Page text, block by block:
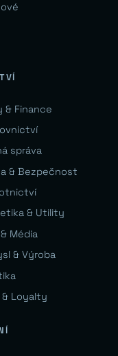
& Finance
správa
& Bezpečnost
& Utility
Média
& Výroba
& Loyalty